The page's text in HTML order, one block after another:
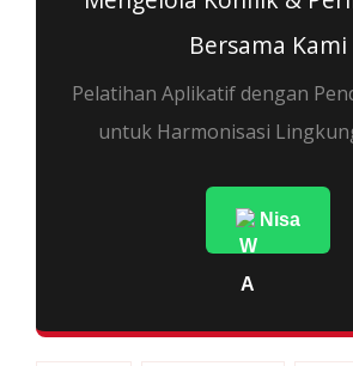
Bersama Kami
Pelatihan Aplikatif dengan
untuk Harmonisasi
Nisa